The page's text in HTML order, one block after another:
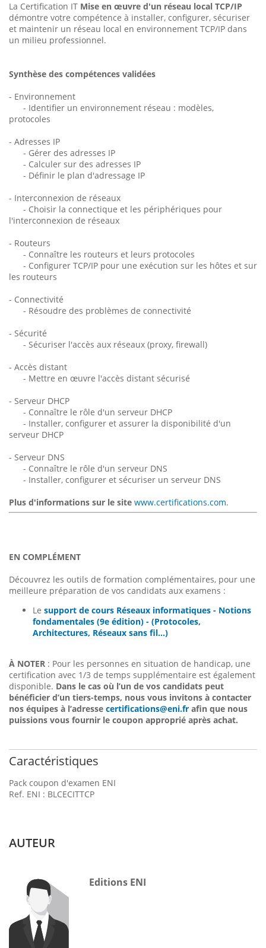
La Certification IT Mise en œuvre d'un réseau local TCP/IP
démontre votre compétence à installer, configurer, sécuriser
et maintenir un réseau local en environnement TCP/IP dans
un milieu professionnel.
Synthèse des compétences validées
- Environnement
- Identifier un environnement réseau : modèles,
protocoles
- Adresses IP
- Gérer des adresses IP
- Calculer sur des adresses IP
- Définir le plan d'adressage IP
- Interconnexion de réseaux
- Choisir la connectique et les périphériques pour
l'interconnexion de réseaux
- Routeurs
- Connaître les routeurs et leurs protocoles
- Configurer TCP/IP pour une exécution sur les hôtes et sur
les routeurs
- Connectivité
- Résoudre des problèmes de connectivité
- Sécurité
- Sécuriser l'accès aux réseaux (proxy, firewall)
- Accès distant
- Mettre en œuvre l'accès distant sécurisé
- Serveur DHCP
- Connaître le rôle d'un serveur DHCP
- Installer, configurer et assurer la disponibilité d'un
serveur DHCP
- Serveur DNS
- Connaître le rôle d'un serveur DNS
- Installer, configurer et sécuriser un serveur DNS
Plus d'informations sur le site www.certifications.com.
EN COMPLÉMENT
Découvrez les outils de formation complémentaires, pour une
meilleure préparation de vos candidats aux examens :
Le support de cours Réseaux informatiques - Notions
fondamentales (9e édition) - (Protocoles,
Architectures, Réseaux sans fil...)
À NOTER : Pour les personnes en situation de handicap, une
certification avec 1/3 de temps supplémentaire est également
disponible. Dans le cas où l’un de vos candidats peut
bénéficier d’un tiers-temps, nous vous invitons à contacter
nos équipes à l’adresse certifications@eni.fr afin que nous
puissions vous fournir le coupon approprié après achat.
Caractéristiques
Pack coupon d'examen ENI
Ref. ENI : BLCECITTCP
AUTEUR
Editions ENI